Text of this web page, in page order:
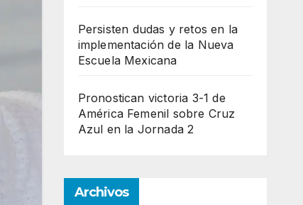
Persisten dudas y retos en la
implementación de la Nueva
Escuela Mexicana
Pronostican victoria 3-1 de
América Femenil sobre Cruz
Azul en la Jornada 2
Archivos